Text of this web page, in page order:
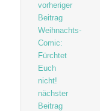
vorheriger
Beitrag
Weihnachts-
Comic:
Fürchtet
Euch
nicht!
nächster
Beitrag